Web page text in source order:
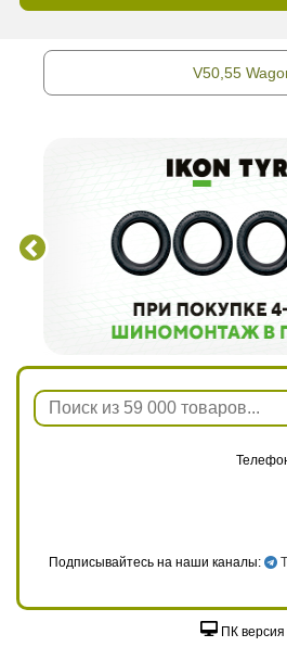
V50,55
Подписывайтесь на наши каналы:
ПК версия